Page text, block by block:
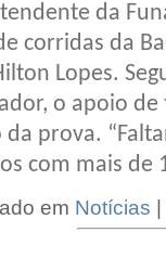
da
corridas da
Lopes.
o apoio
da prova.
com mais de
em Notícias